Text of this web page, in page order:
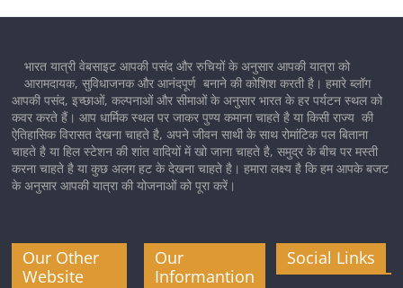
भारत यात्री वेबसाइट आपकी पसंद और रुचियों के अनुसार आपकी यात्रा को
आरामदायक, सुविधाजनक और आनंदपूर्ण बनाने की कोशिश करती है। हमारे ब्लॉग
आपकी पसंद, इच्छाओं, कल्पनाओं और सीमाओं के अनुसार भारत के हर पर्यटन स्थल को
कवर करते हैं। आप धार्मिक स्थल पर जाकर पुण्य कमाना चाहते है या किसी राज्य की
ऐतिहासिक विरासत देखना चाहते है, अपने जीवन साथी के साथ रोमांटिक पल बिताना
चाहते है या हिल स्टेशन की शांत वादियों में खो जाना चाहते है, समुद्र के बीच पर मस्ती
करना चाहते है या कुछ अलग हट के देखना चाहते है। हमारा लक्ष्य है कि हम आपके बजट
के अनुसार आपकी यात्रा की योजनाओं को पूरा करें।
Our Other
Website
Our
Informantion
Social Links